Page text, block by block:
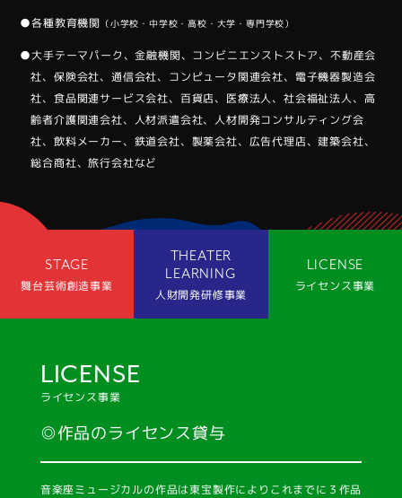
●各種教育機関 （⼩学校・中学校・⾼校・⼤学・専⾨学校）
●⼤⼿テーマパーク、⾦融機関、コンビニエンストストア、不動産会
社、保険会社、通信会社、コンピュータ関連会社、電⼦機器製造会
社、⾷品関連サービス会社、百貨店、医療法⼈、社会福祉法⼈、⾼
齢者介護関連会社、⼈材派遣会社、⼈材開発コンサルティング会
社、飲料メーカー、鉄道会社、製薬会社、広告代理店、建築会社、
総合商社、旅⾏会社など
STAGE
舞台芸術創造事業
THEATER
LEARNING
人財開発研修事業
LICENSE
ライセンス事業
LICENSE
ライセンス事業
◎作品のライセンス貸与
⾳楽座ミュージカルの作品は東宝製作によりこれまでに３作品